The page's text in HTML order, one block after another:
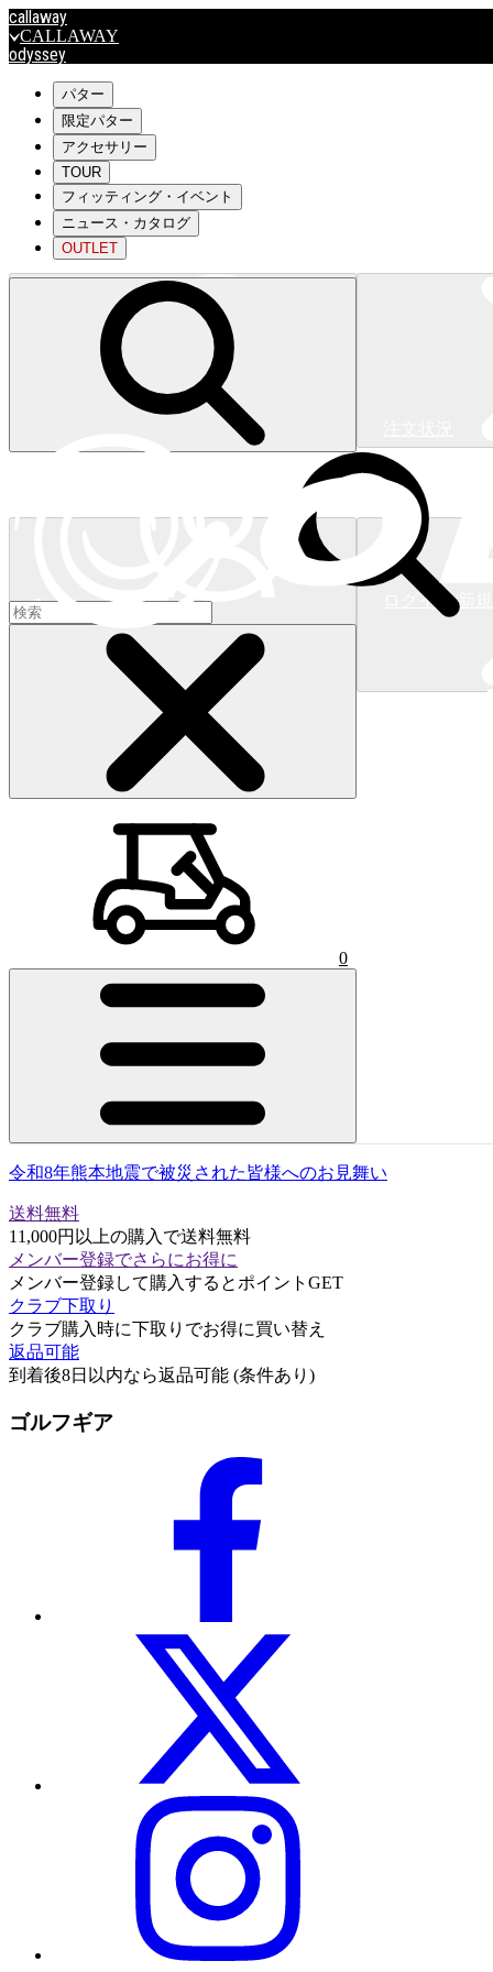
callaway
CALLAWAY
odyssey
travismathew
outlet
OUTLET
キャロウェイアパレルはこちら>>>
ログイン/新
ショッピングカート
パター
限定パター
アクセサリー
TOUR
フィッティング・イベント
ニュース・カタログ
OUTLET
0
令和8年熊本地震で被災された皆様へのお見舞い
送料無料
11,000円以上の購入で送料無料
メンバー登録でさらにお得に
メンバー登録して購入するとポイントGET
クラブ下取り
クラブ購入時に下取りでお得に買い替え
返品可能
到着後8日以内なら返品可能 (条件あり)
ゴルフギア